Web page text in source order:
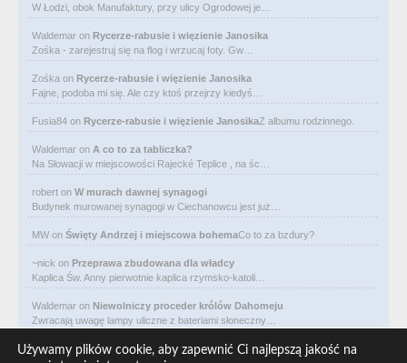
W Łodzi, obok Manufaktury, przy ulicy Ogrodowej je…
Waldemar on Rycerze-rabusie i więzienie Janosika
Zośka - zarejestruj się na flog i wrzucaj foty. Gw…
Zośka on Rycerze-rabusie i więzienie Janosika
Fajne, podoba mi się. Ale czy ktoś przejrzy kiedyś…
Fusia84 on Rycerze-rabusie i więzienie JanosikaZ albumu rodzinnego.
Waldemar on A co to za tabliczka?
Na Słowacji w miejscowości Rajecké Teplice , na śc…
robert on W murach dawnej synagogi
Budynek murowanej synagogi w Ciechanowcu jest już…
MW on Święty Andrzej i miejscowa bohemaCo to za bzdury?
~nick on Przeprawa zbudowana dla władcy
Kaplica Św. Anny pierwotnie kaplica rzymsko-katoli…
Waldemar on Niewolniczy proceder królów Dahomeju
Zwracają uwagę lampy uliczne z bateriami słoneczny…
Waldemar on Adam Asnyk. Poeta z mojego miasta
Używamy plików cookie, aby zapewnić Ci najlepszą jakość na